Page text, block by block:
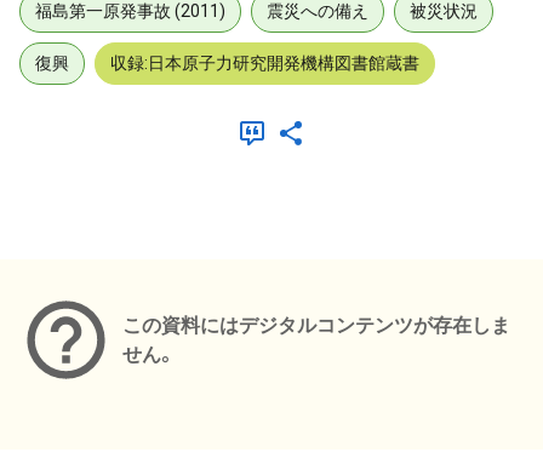
福島第一原発事故 (2011) 震災への備え 被災状況
復興 収録:日本原子力研究開発機構図書館蔵書
この資料にはデジタルコンテンツが存在しま
せん。